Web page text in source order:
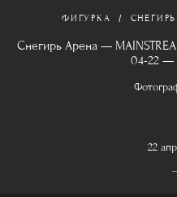
ФИГУРКА
Снегирь Арена —
04-22 —
22